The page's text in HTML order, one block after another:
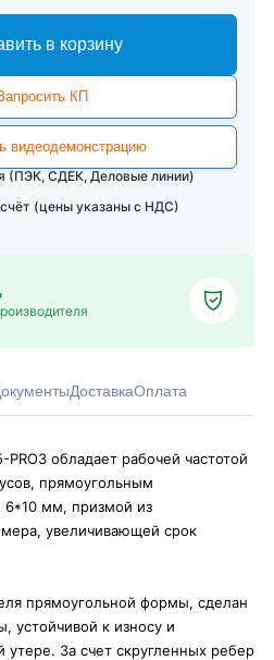
в корзину
КП
видеодемонстрацию
(ПЭК, СДЕК, Деловые линии)
(цены указаны с НДС)
ДоставкаОплата
обладает рабочей частотой
прямоугольным
6*10 мм, призмой из
увеличивающей срок
прямоугольной формы, сделан
устойчивой к износу и
утере. За счет скругленных ребер